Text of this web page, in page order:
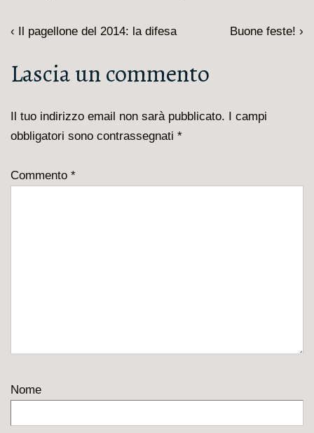
Navigazione
L'articolo
è
‹ Il pagellone del 2014: la difesa
Il
Buone feste! ›
Lascia un commento
Il tuo indirizzo email non sarà pubblicato. I campi
obbligatori sono contrassegnati *
Commento *
Nome